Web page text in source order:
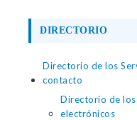
DIRECTORIO
Directorio de los
contacto
Directorio de
electrónicos